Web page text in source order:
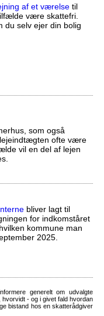
af et værelsetil
være skattefri.
du selv ejer din bolig
som også
ofte være
vil en del af lejen
bliver lagt til
for indkomståret
kommune man
2025.
generelt om udvalgte
- og i givet fald hvordan
bistand hos en skatterådgiver